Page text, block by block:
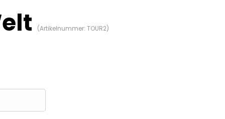
(Artikelnummer: TOUR2)